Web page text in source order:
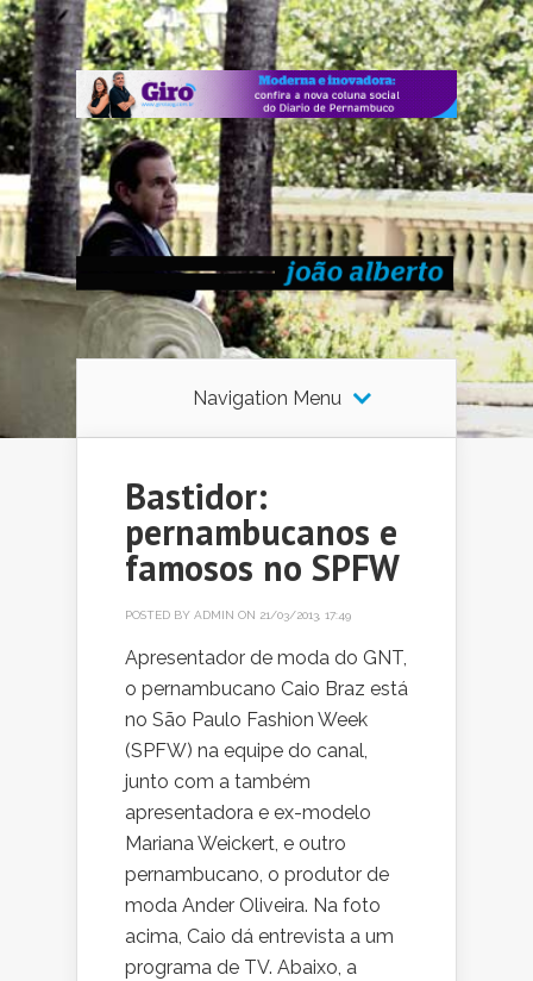
Navigation Menu
Bastidor:
pernambucanos e
famosos no SPFW
POSTED BY ADMIN ON 21/03/2013, 17:49
Apresentador de moda do GNT,
o pernambucano Caio Braz está
no São Paulo Fashion Week
(SPFW) na equipe do canal,
junto com a também
apresentadora e ex-modelo
Mariana Weickert, e outro
pernambucano, o produtor de
moda Ander Oliveira. Na foto
acima, Caio dá entrevista a um
programa de TV. Abaixo, a